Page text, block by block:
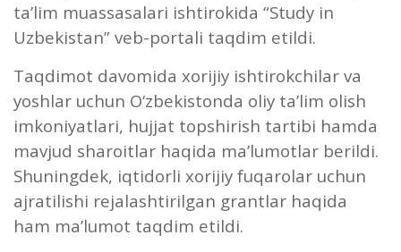
ta’lim muassasalari ishtirokida “Study in
Uzbekistan” veb-portali taqdim etildi.
Taqdimot davomida xorijiy ishtirokchilar va
yoshlar uchun O‘zbekistonda oliy ta’lim olish
imkoniyatlari, hujjat topshirish tartibi hamda
mavjud sharoitlar haqida ma’lumotlar berildi.
Shuningdek, iqtidorli xorijiy fuqarolar uchun
ajratilishi rejalashtirilgan grantlar haqida
ham ma’lumot taqdim etildi.